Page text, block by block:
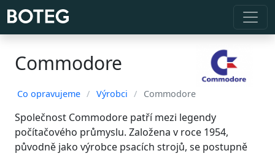
Commodore
Co opravujeme / Výrobci / Commodore
Společnost Commodore patří mezi legendy
počítačového průmyslu. Založena v roce 1954,
původně jako výrobce psacích strojů, se postupně